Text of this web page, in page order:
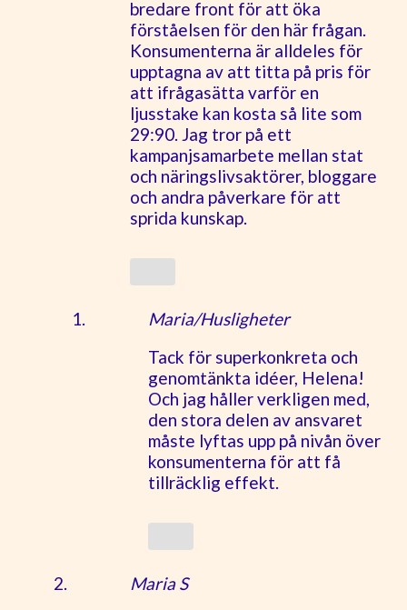
bredare front för att öka
förståelsen för den här frågan.
Konsumenterna är alldeles för
upptagna av att titta på pris för
att ifrågasätta varför en
ljusstake kan kosta så lite som
29:90. Jag tror på ett
kampanjsamarbete mellan stat
och näringslivsaktörer, bloggare
och andra påverkare för att
sprida kunskap.
Maria/Husligheter
Tack för superkonkreta och
genomtänkta idéer, Helena!
Och jag håller verkligen med,
den stora delen av ansvaret
måste lyftas upp på nivån över
konsumenterna för att få
tillräcklig effekt.
Maria S